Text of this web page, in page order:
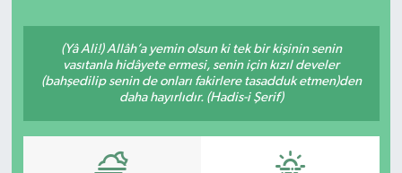
(Yâ Ali!) Allâh’a yemin olsun ki tek bir kişinin senin
vasıtanla hidâyete ermesi, senin için kızıl develer
(bahşedilip senin de onları fakirlere tasadduk etmen)den
daha hayırlıdır. (Hadis-i Şerif)
Resmi İlanlar
Spor
Teknoloji
Haber Arşivi